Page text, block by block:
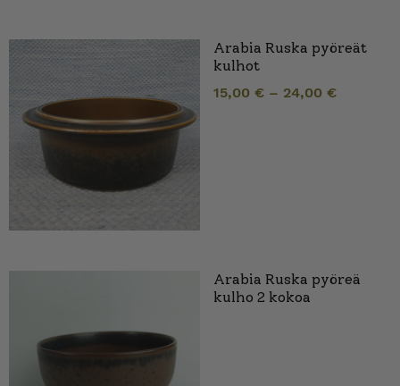
Arabia Ruska pyöreät
kulhot
15,00 € – 24,00 €
Arabia Ruska pyöreä
kulho 2 kokoa